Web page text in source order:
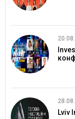
Lviv